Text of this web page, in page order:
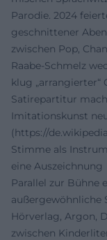
Parodie. 2024
geschnittener
zwischen Pop,
Raabe-Schmelz
klug „arrangierter“
Satirepartitur
Imitationskunst
(https://
Stimme als
eine Auszeichnung
Parallel zur Bühne
außergewöhnliche
Hörverlag, Argon,
zwischen